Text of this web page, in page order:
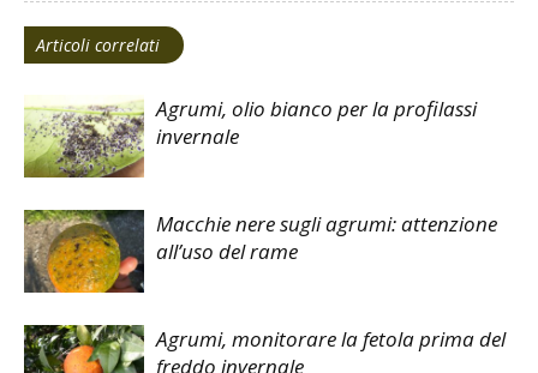
Articoli correlati
Agrumi, olio bianco per la profilassi
invernale
Macchie nere sugli agrumi: attenzione
all’uso del rame
Agrumi, monitorare la fetola prima del
freddo invernale